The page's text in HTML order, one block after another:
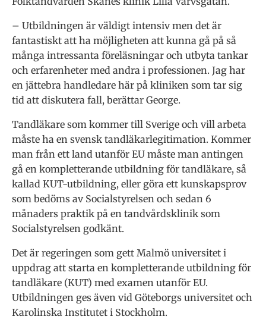
– Utbildningen är väldigt intensiv men det är
fantastiskt att ha möjligheten att kunna gå på så
många intressanta föreläsningar och utbyta tankar
och erfarenheter med andra i professionen. Jag har
en jättebra handledare här på kliniken som tar sig
tid att diskutera fall, berättar George.
Tandläkare som kommer till Sverige och vill arbeta
måste ha en svensk tandläkarlegitimation. Kommer
man från ett land utanför EU måste man antingen
gå en kompletterande utbildning för tandläkare, så
kallad KUT-utbildning, eller göra ett kunskapsprov
som bedöms av Socialstyrelsen och sedan 6
månaders praktik på en tandvårdsklinik som
Socialstyrelsen godkänt.
Det är regeringen som gett Malmö universitet i
uppdrag att starta en kompletterande utbildning för
tandläkare (KUT) med examen utanför EU.
Utbildningen ges även vid Göteborgs universitet och
Karolinska Institutet i Stockholm.